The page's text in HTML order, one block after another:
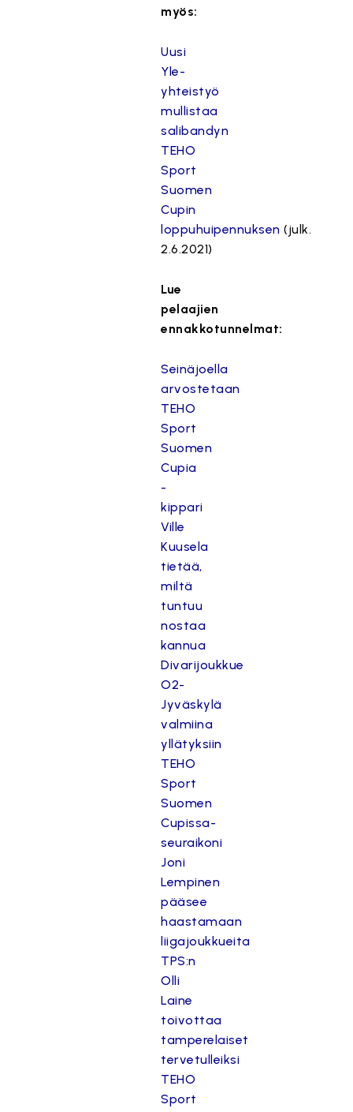
myös:
Uusi
Yle-
yhteistyö
mullistaa
salibandyn
TEHO
Sport
Suomen
Cupin
loppuhuipennuksen (julk.
2.6.2021)
Lue
pelaajien
ennakkotunnelmat:
Seinäjoella
arvostetaan
TEHO
Sport
Suomen
Cupia
-
kippari
Ville
Kuusela
tietää,
miltä
tuntuu
nostaa
kannua
Divarijoukkue
O2-
Jyväskylä
valmiina
yllätyksiin
TEHO
Sport
Suomen
Cupissa-
seuraikoni
Joni
Lempinen
pääsee
haastamaan
liigajoukkueita
TPS:n
Olli
Laine
toivottaa
tamperelaiset
tervetulleiksi
TEHO
Sport